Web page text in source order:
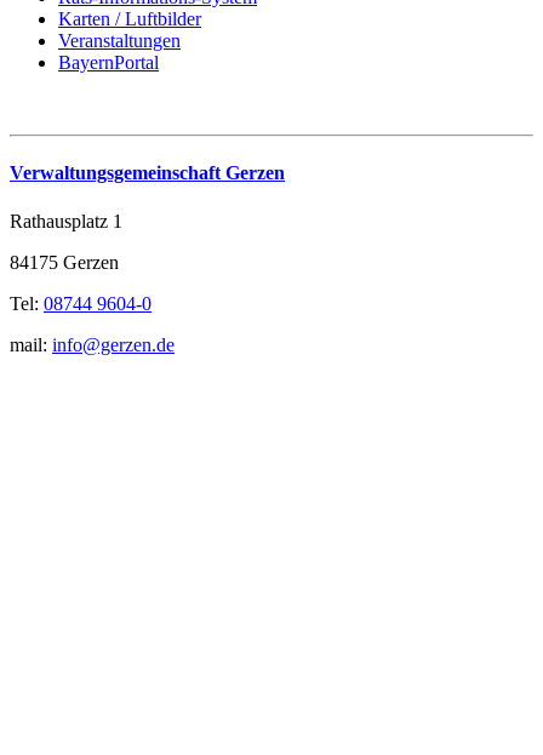
Karten / Luftbilder
Veranstaltungen
BayernPortal
Verwaltungsgemeinschaft Gerzen
Rathausplatz 1
84175 Gerzen
Tel: 08744 9604-0
mail: info@gerzen.de